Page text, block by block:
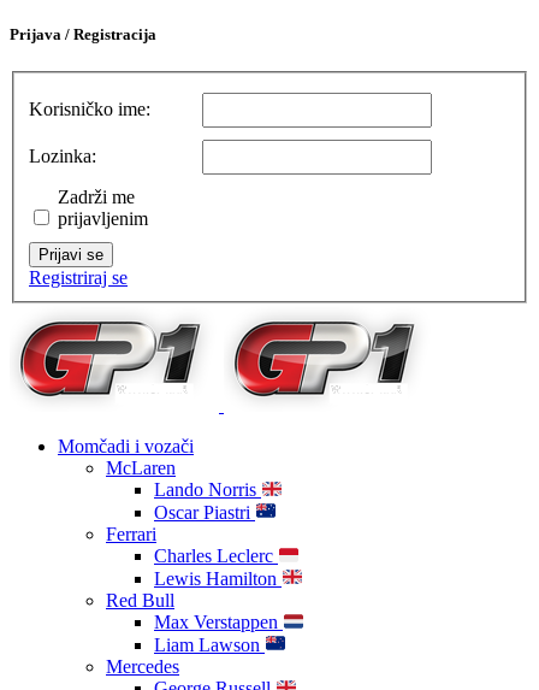
Prijava / Registracija
Korisničko ime:
Lozinka:
Zadrži me
prijavljenim
Prijavi se
Registriraj se
Momčadi i vozači
McLaren
Lando Norris
Oscar Piastri
Ferrari
Charles Leclerc
Lewis Hamilton
Red Bull
Max Verstappen
Liam Lawson
Mercedes